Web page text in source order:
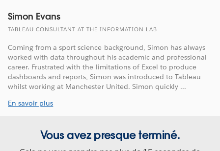
Simon Evans
TABLEAU CONSULTANT AT THE INFORMATION LAB
Coming from a sport science background, Simon has always
worked with data throughout his academic and professional
career. Frustrated with the limitations of Excel to produce
dashboards and reports, Simon was introduced to Tableau
whilst working at Manchester United. Simon quickly ...
En savoir plus
Vous avez presque terminé.